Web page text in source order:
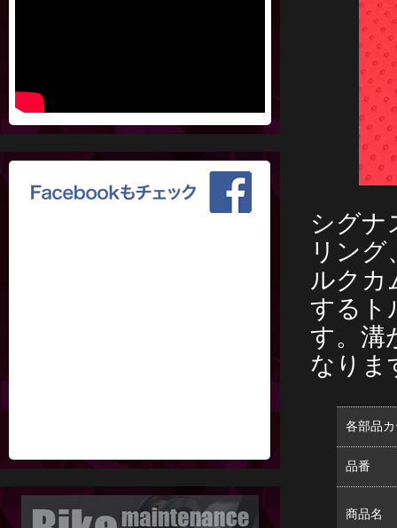
シグナ
リン
ルクカ
するト
す。溝
なりま
各部品
品番
商品名